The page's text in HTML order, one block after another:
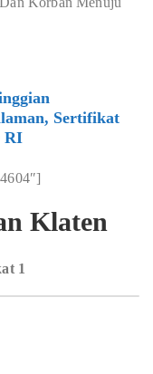
Sertifikat
RI
Klaten
1